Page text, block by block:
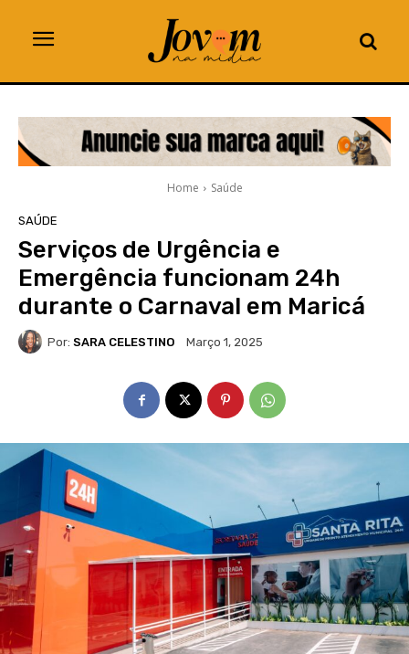
Home Saúde
SAÚDE
Serviços de Urgência e
Emergência funcionam 24h
durante o Carnaval em Maricá
Por: SARA CELESTINO Março 1, 2025